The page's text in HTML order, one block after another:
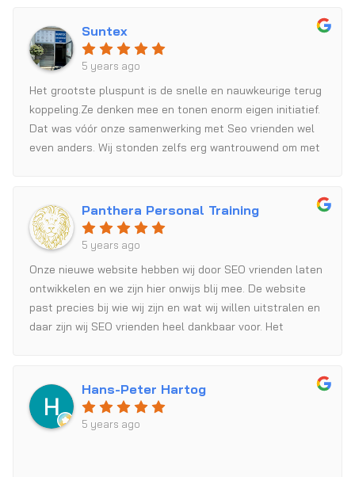
Suntex
5 years ago
Het grootste pluspunt is de snelle en nauwkeurige terug
koppeling.Ze denken mee en tonen enorm eigen initiatief.
Dat was vóór onze samenwerking met Seo vrienden wel
even anders. Wij stonden zelfs erg wantrouwend om met
we toch de stap hebben genomen. We hebben met Seo
vrienden er een betrouwbare en professionele partner bij!
Panthera Personal Training
5 years ago
Onze nieuwe website hebben wij door SEO vrienden laten
ontwikkelen en we zijn hier onwijs blij mee. De website
past precies bij wie wij zijn en wat wij willen uitstralen en
daar zijn wij SEO vrienden heel dankbaar voor. Het
wat de klant wilt! Hele fijne samenwerking dus.
Hans-Peter Hartog
5 years ago